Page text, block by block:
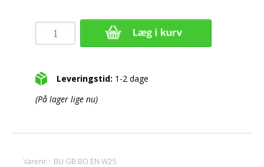
Leveringstid: 1-2 dage
(På lager lige nu)
Varenr.: BU GB BO EN W25